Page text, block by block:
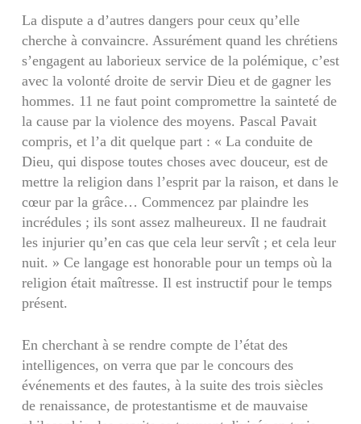
La dispute a d’autres dangers pour ceux qu’elle
cherche à convaincre. Assurément quand les chré­tiens
s’engagent au laborieux service de la polé­mique, c’est
avec la volonté droite de servir Dieu et de gagner les
hommes. 11 ne faut point compromettre la sainteté de
la cause par la violence des moyens. Pascal Pavait
compris, et l’a dit quelque part : « La conduite de
Dieu, qui dispose toutes choses avec douceur, est de
mettre la religion dans l’esprit par la raison, et dans le
cœur par la grâce… Commencez par plaindre les
incrédules ; ils sont assez malheureux. Il ne faudrait
les injurier qu’en cas que cela leur servît ; et cela leur
nuit. » Ce langage est honorable pour un temps où la
religion était maîtresse. Il est instructif pour le temps
présent.
En cherchant à se rendre compte de l’état des
intelligences, on verra que par le concours des
événements et des fautes, à la suite des trois siècles
de renaissance, de protestantisme et de mauvaise